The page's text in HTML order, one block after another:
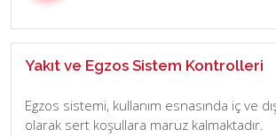
Yakıt ve Egzos Sistem Kontrolleri
Egzos sistemi, kullanım esnasında iç ve
olarak sert koşullara maruz kalmaktadır.